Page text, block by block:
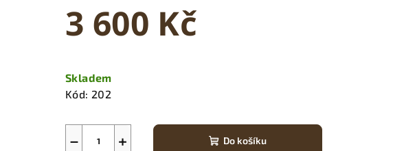
3 600 Kč
cena:
Skladem
Kód: 202
+
− Do košíku